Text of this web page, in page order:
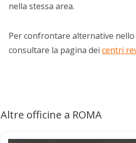
nella stessa area.
Per confrontare alternative
consultare la pagina deicentri
Altre officine a ROMA